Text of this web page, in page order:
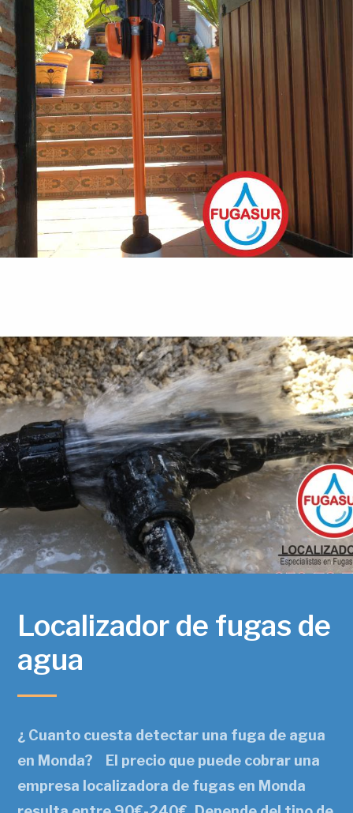
Localizador de fugas de
agua
¿ Cuanto cuesta detectar una fuga de agua
en Monda? El precio que puede cobrar una
empresa localizadora de fugas en Monda